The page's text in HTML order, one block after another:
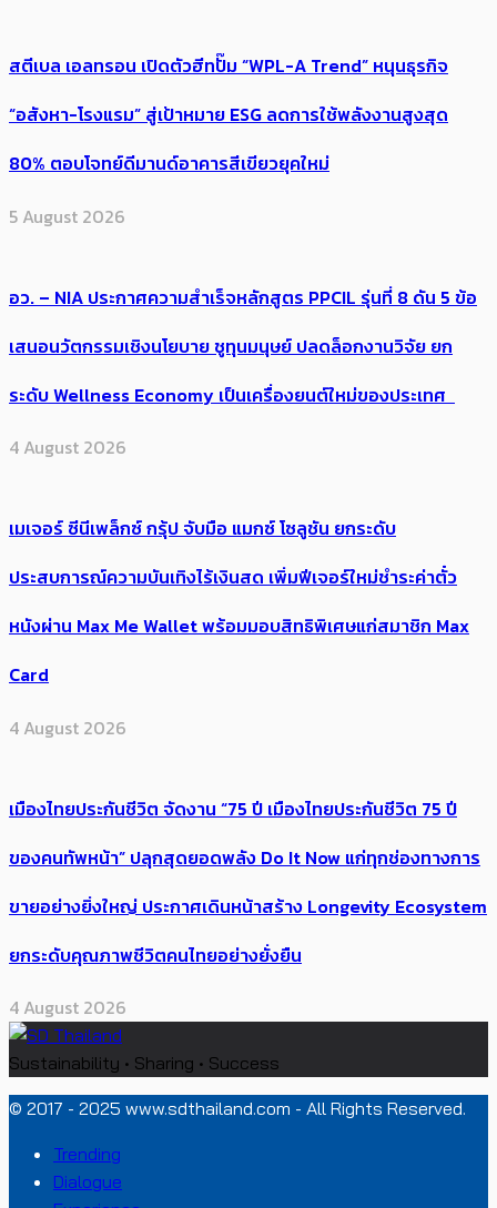
สตีเบล เอลทรอน เปิดตัวฮีทปั๊ม “WPL-A Trend” หนุนธุรกิจ
“อสังหา-โรงแรม” สู่เป้าหมาย ESG ลดการใช้พลังงานสูงสุด
80% ตอบโจทย์ดีมานด์อาคารสีเขียวยุคใหม่
5 August 2026
อว. – NIA ประกาศความสำเร็จหลักสูตร PPCIL รุ่นที่ 8 ดัน 5 ข้อ
เสนอนวัตกรรมเชิงนโยบาย ชูทุนมนุษย์ ปลดล็อกงานวิจัย ยก
ระดับ Wellness Economy เป็นเครื่องยนต์ใหม่ของประเทศ
4 August 2026
เมเจอร์ ซีนีเพล็กซ์ กรุ้ป จับมือ แมกซ์ โซลูชัน ยกระดับ
ประสบการณ์ความบันเทิงไร้เงินสด เพิ่มฟีเจอร์ใหม่ชำระค่าตั๋ว
หนังผ่าน Max Me Wallet พร้อมมอบสิทธิพิเศษแก่สมาชิก Max
Card
4 August 2026
เมืองไทยประกันชีวิต จัดงาน “75 ปี เมืองไทยประกันชีวิต 75 ปี
ของคนทัพหน้า” ปลุกสุดยอดพลัง Do It Now แก่ทุกช่องทางการ
ขายอย่างยิ่งใหญ่ ประกาศเดินหน้าสร้าง Longevity Ecosystem
ยกระดับคุณภาพชีวิตคนไทยอย่างยั่งยืน
4 August 2026
Sustainability • Sharing • Success
© 2017 - 2025 www.sdthailand.com - All Rights Reserved.
Trending
Dialogue